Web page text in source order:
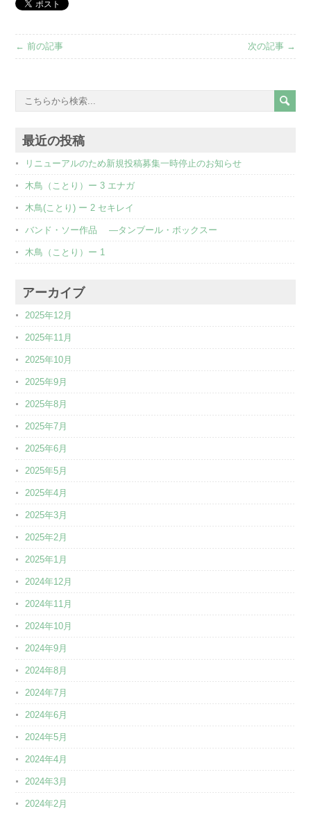
← 前の記事 次の記事 →
最近の投稿
リニューアルのため新規投稿募集一時停止のお知らせ
木鳥（ことり）ー 3 エナガ
木鳥(ことり) ー 2 セキレイ
バンド・ソー作品 ―タンブール・ボックスー
木鳥（ことり）ー 1
アーカイブ
2025年12月
2025年11月
2025年10月
2025年9月
2025年8月
2025年7月
2025年6月
2025年5月
2025年4月
2025年3月
2025年2月
2025年1月
2024年12月
2024年11月
2024年10月
2024年9月
2024年8月
2024年7月
2024年6月
2024年5月
2024年4月
2024年3月
2024年2月